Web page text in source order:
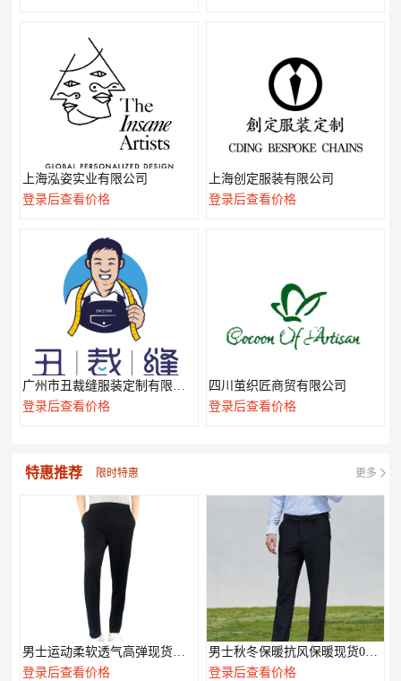
上海泓姿实业有限公司
登录后查看价格
上海创定服装有限公司
登录后查看价格
广州市丑裁缝服装定制有限公司
登录后查看价格
四川茧织匠商贸有限公司
登录后查看价格
特惠推荐 限时特惠 更多
男士运动柔软透气高弹现货休闲裤003
登录后查看价格
男士秋冬保暖抗风保暖现货007款
登录后查看价格